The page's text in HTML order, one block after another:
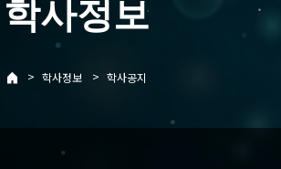
학사정보
> 학사정보 > 학사공지